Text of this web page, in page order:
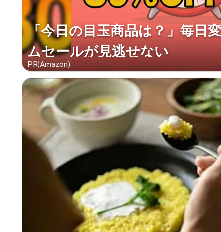
「今日の目玉商品は？」毎日
ムセールが見逃せない
PR(Amazon)